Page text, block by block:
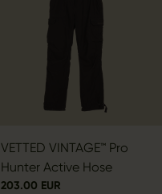
VETTED VINTAGE™ Pro
Hunter Active Hose
203.00 EUR